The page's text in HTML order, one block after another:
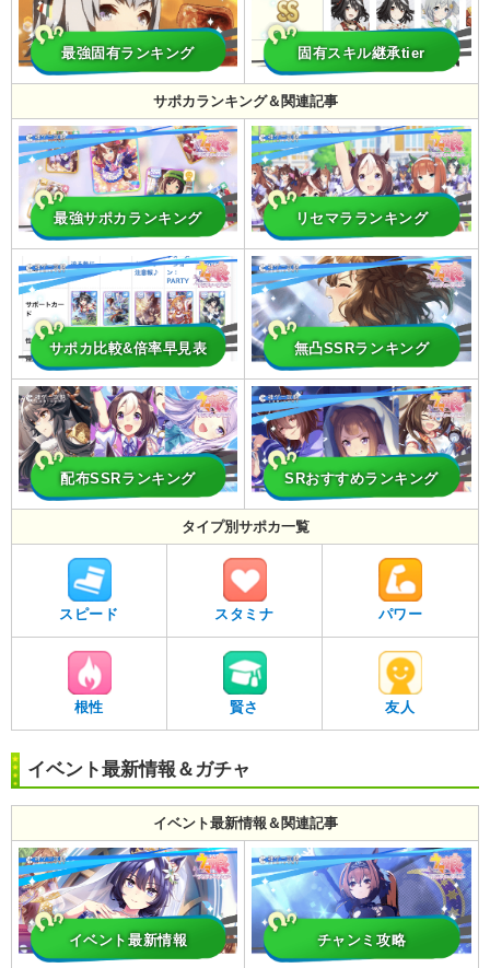
最強固有ランキング 固有スキル継承tier
サポカランキング＆関連記事
最強サポカランキング リセマラランキング
サポカ比較&倍率早見表 無凸SSRランキング
配布SSRランキング SRおすすめランキング
タイプ別サポカ一覧
スピード スタミナ パワー
根性 賢さ 友人
イベント最新情報＆ガチャ
イベント最新情報＆関連記事
イベント最新情報 チャンミ攻略